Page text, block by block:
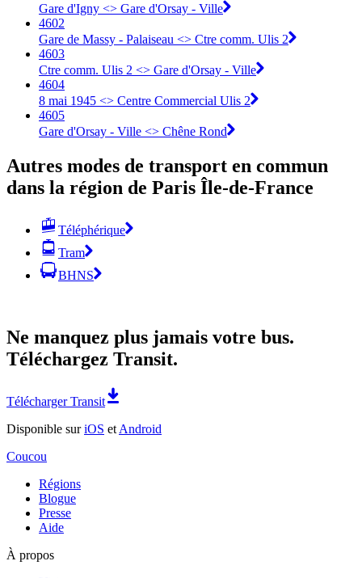
Gare d'Igny <>︎ Gare d'Orsay - Ville
4602
Gare de Massy - Palaiseau <>︎ Ctre comm. Ulis 2
4603
Ctre comm. Ulis 2 <>︎ Gare d'Orsay - Ville
4604
8 mai 1945 <>︎ Centre Commercial Ulis 2
4605
Gare d'Orsay - Ville <>︎ Chêne Rond
Autres modes de transport en commun
dans la région de Paris Île-de-France
Téléphérique
Tram
BHNS
Ne manquez plus jamais votre bus.
Téléchargez Transit.
Télécharger Transit
Disponible suriOS et Android
Coucou
Régions
Blogue
Presse
Aide
À propos